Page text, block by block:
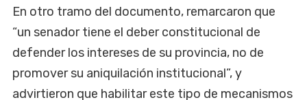
En otro tramo del documento, remarcaron que
“un senador tiene el deber constitucional de
defender los intereses de su provincia, no de
promover su aniquilación institucional”, y
advirtieron que habilitar este tipo de mecanismos